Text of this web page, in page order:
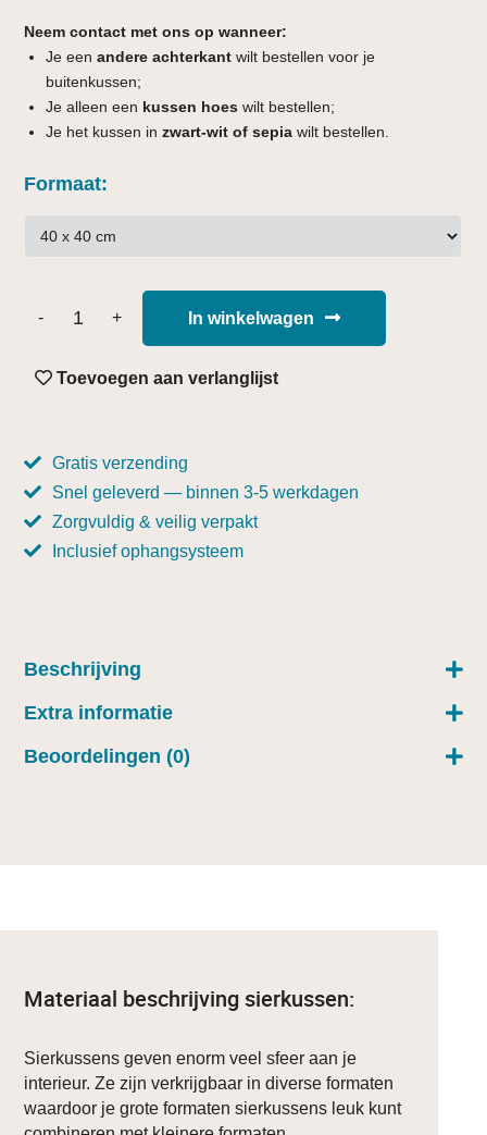
Neem contact met ons op wanneer:
Je eenandere achterkant wilt bestellen voor je
buitenkussen;
Je alleen een kussen hoes wilt bestellen;
Je het kussen inzwart-wit of sepia wilt bestellen.
Formaat
In winkelwagen
Toevoegen aan verlanglijst
Gratis verzending
Snel geleverd — binnen 3-5 werkdagen
Zorgvuldig & veilig verpakt
Inclusief ophangsysteem
Beschrijving
Extra informatie
Beoordelingen (0)
Materiaal beschrijving sierkussen:
Sierkussens geven enorm veel sfeer aan je
interieur. Ze zijn verkrijgbaar in diverse formaten
waardoor je grote formaten sierkussens leuk kunt